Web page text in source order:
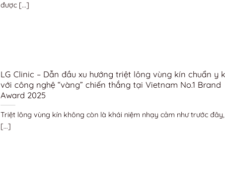
được [...]
LG Clinic – Dẫn đầu xu hướng triệt lông vùng kín chuẩn y
với công nghệ “vàng” chiến thắng tại Vietnam No.1 Brand
Award 2025
Triệt lông vùng kín không còn là khái niệm nhạy cảm như trước
[...]